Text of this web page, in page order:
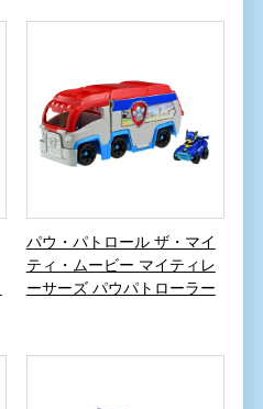
パウ・パトロール ザ・マイ
ティ・ムービー マイティレ
ーサーズ パウパトローラー